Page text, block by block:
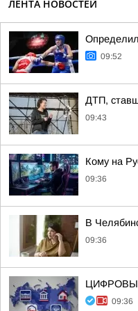
ЛЕНТА НОВОСТЕЙ
09:52
ДТП,
09:43
Кому на
09:36
В
09:36
09:36